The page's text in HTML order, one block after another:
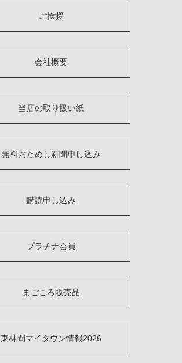
ご挨拶
会社概要
当店の取り扱い紙
無料おためし新聞申し込み
購読申し込み
プラチナ会員
まごころ販売品
東林間マイタウン情報2026